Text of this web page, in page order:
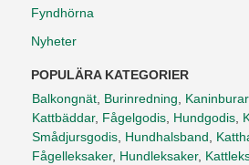
Fyndhörna
Nyheter
POPULÄRA KATEGORIER
Balkongnät, Burinredning, Kaninburar
Kattbäddar, Fågelgodis, Hundgodis,
Smådjursgodis, Hundhalsband,
Fågelleksaker, Hundleksaker,